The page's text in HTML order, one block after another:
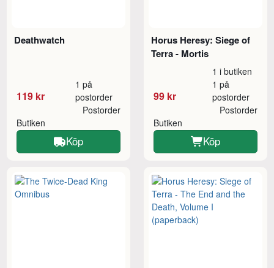
Deathwatch
119 kr
1 på
postorder
Butiken
Postorder
Köp
Horus Heresy: Siege of
Terra - Mortis
99 kr
1 i butiken
1 på
postorder
Butiken
Postorder
Köp